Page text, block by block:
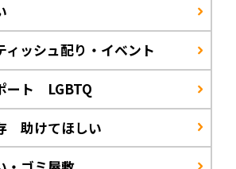
ィッシュ配り・イベント
ート LGBTQ
助けてほしい